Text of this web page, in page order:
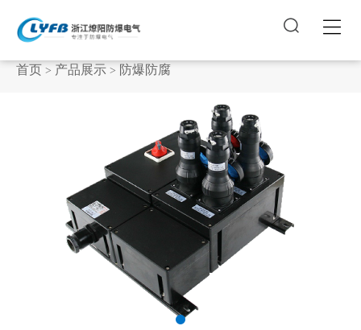
 
首页 > 产品展示 > 防爆防腐